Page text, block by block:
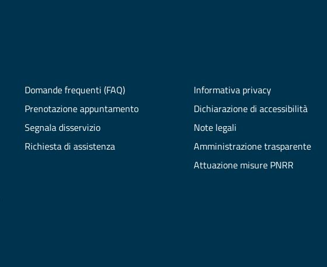
Domande frequenti (FAQ)
Prenotazione appuntamento
Segnala disservizio
Richiesta di assistenza
Informativa privacy
Dichiarazione di accessibilità
Note legali
Amministrazione trasparente
Attuazione misure PNRR